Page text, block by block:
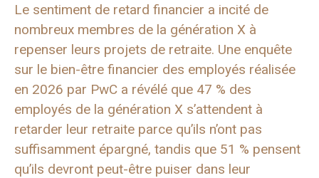
Le sentiment de retard financier a incité de
nombreux membres de la génération X à
repenser leurs projets de retraite. Une enquête
sur le bien-être financier des employés réalisée
en 2026 par PwC a révélé que 47 % des
employés de la génération X s’attendent à
retarder leur retraite parce qu’ils n’ont pas
suffisamment épargné, tandis que 51 % pensent
qu’ils devront peut-être puiser dans leur